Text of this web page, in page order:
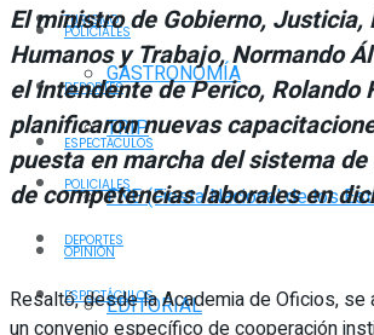
POLICIALES
DEPORTES
ESPECTÁCULOS
FNE (Fiesta Nacional de los
OPINIÓN
EDITORIAL
TURISMO
GASTRONOMÍA
TRIP
POLICIALES
DEPORTES
ESPECTÁCULOS
El ministro de Gobierno, Justicia,
Humanos y Trabajo, Normando
el intendente de Perico, Rolando
planificaron nuevas
puesta en marcha del sistema
de competencias laborales en
Resaltó, desde la Academia de Oficios, se
un convenio específico de cooperación